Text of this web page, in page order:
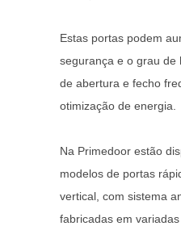
Estas portas podem
segurança e o grau de
de abertura e fecho
otimização de energia.
Na Primedoor estão
modelos de portas
vertical, com sistema
fabricadas em variadas